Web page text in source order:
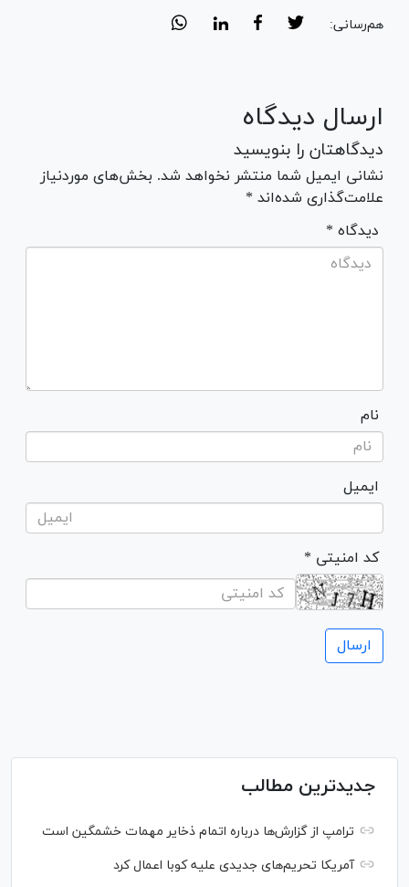
هم‌رسانی:
ارسال دیدگاه
دیدگاهتان را بنویسید
نشانی ایمیل شما منتشر نخواهد شد. بخش‌های موردنیاز
علامت‌گذاری شده‌اند *
* دیدگاه
نام
ایمیل
* کد امنیتی
جدیدترین مطالب
ترامپ از گزارش‌ها درباره اتمام ذخایر مهمات خشمگین است
آمریکا تحریم‌های جدیدی علیه کوبا اعمال کرد